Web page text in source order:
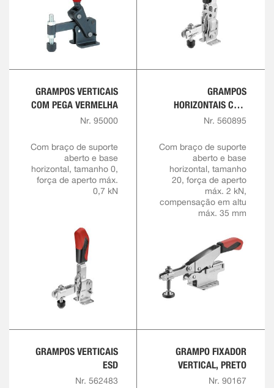
GRAMPOS VERTICAIS
COM PEGA VERMELHA
Nr. 95000
Com braço de suporte
aberto e base
horizontal, tamanho 0,
força de aperto máx.
0,7 kN
GRAMPOS
HORIZONTAIS COM
ALTURA DE APERTO
Nr. 560895
Com braço de suporte
aberto e base
horizontal, tamanho
20, força de aperto
máx. 2 kN,
compensação em altu
máx. 35 mm
GRAMPOS VERTICAIS
ESD
Nr. 562483
GRAMPO FIXADOR
VERTICAL, PRETO
Nr. 90167